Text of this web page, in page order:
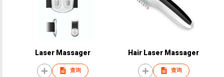
Laser Massager
查询
Hair Laser Massager
查询